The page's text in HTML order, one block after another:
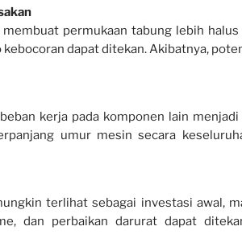
permukaan tabung lebih
dapat ditekan. Akibatnya,
kerja pada komponen lain
umur mesin secara
terlihat sebagai investasi awal,
dan perbaikan darurat dapat